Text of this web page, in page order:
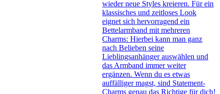
wieder neue Styles kreieren. Für ein
klassisches und zeitloses Look
eignet sich hervorragend ein
Bettelarmband mit mehreren
Charms: Hierbei kann man ganz
nach Belieben seine
Lieblingsanhänger auswählen und
das Armband immer weiter
ergänzen. Wenn du es etwas
auffälliger magst, sind Statement-
Charms genau das Richtige für dich!